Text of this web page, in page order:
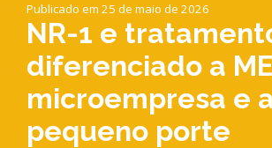
Publicado em 25 de maio de 2026
NR-1 e
diferenciado a
microempresa e
pequeno porte